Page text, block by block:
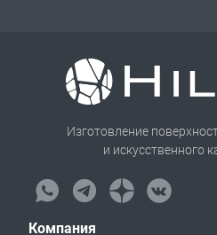
Изготовление
и искусственного
Компания